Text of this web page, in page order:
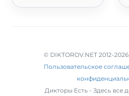
© DIKTOROV.NET 2012-
Пользовательское
Дикторы Есть - Здесь все